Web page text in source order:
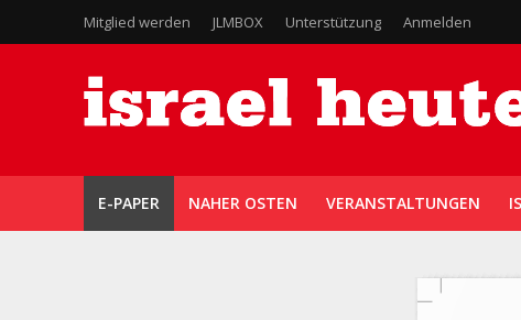
Mitglied werden JLMBOX Unterstützung Anmelden
E-PAPER NAHER OSTEN VERANSTALTUNGEN